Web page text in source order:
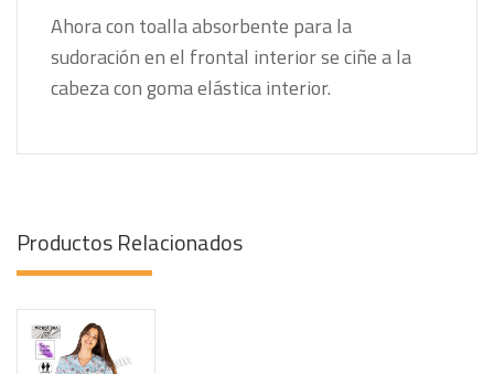
Ahora con toalla absorbente para la
sudoración en el frontal interior se ciñe a la
cabeza con goma elástica interior.
Productos Relacionados